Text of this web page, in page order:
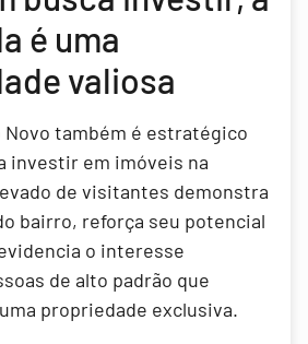
é uma
valiosa
Novo também é estratégico
investir em imóveis na
de visitantes demonstra
bairro, reforça seu potencial
o interesse
de alto padrão que
propriedade exclusiva.